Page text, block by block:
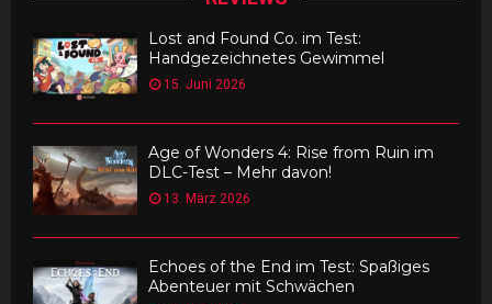
Lost and Found Co. im Test:
Handgezeichnetes Gewimmel
15. Juni 2026
Age of Wonders 4: Rise from Ruin im
DLC-Test – Mehr davon!
13. März 2026
Echoes of the End im Test: Spaßiges
Abenteuer mit Schwächen